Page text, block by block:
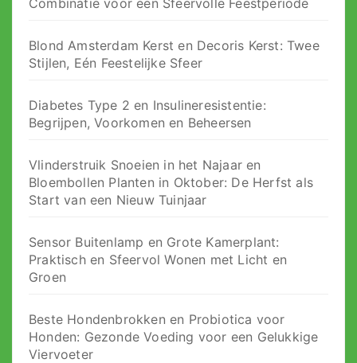
Blond Amsterdam Kerst en Decoris Kerst: Twee
Stijlen, Eén Feestelijke Sfeer
Diabetes Type 2 en Insulineresistentie:
Begrijpen, Voorkomen en Beheersen
Vlinderstruik Snoeien in het Najaar en
Bloembollen Planten in Oktober: De Herfst als
Start van een Nieuw Tuinjaar
Sensor Buitenlamp en Grote Kamerplant:
Praktisch en Sfeervol Wonen met Licht en
Groen
Beste Hondenbrokken en Probiotica voor
Honden: Gezonde Voeding voor een Gelukkige
Viervoeter